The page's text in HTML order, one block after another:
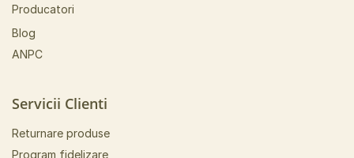
Producatori
Blog
ANPC
Servicii Clienti
Returnare produse
Program fidelizare